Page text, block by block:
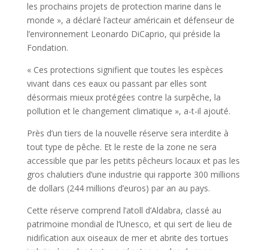
les prochains projets de protection marine dans le
monde », a déclaré l’acteur américain et défenseur de
l’environnement Leonardo DiCaprio, qui préside la
Fondation.
« Ces protections signifient que toutes les espèces
vivant dans ces eaux ou passant par elles sont
désormais mieux protégées contre la surpêche, la
pollution et le changement climatique », a-t-il ajouté.
Près d’un tiers de la nouvelle réserve sera interdite à
tout type de pêche. Et le reste de la zone ne sera
accessible que par les petits pêcheurs locaux et pas les
gros chalutiers d’une industrie qui rapporte 300 millions
de dollars (244 millions d’euros) par an au pays.
Cette réserve comprend l’atoll d’Aldabra, classé au
patrimoine mondial de l’Unesco, et qui sert de lieu de
nidification aux oiseaux de mer et abrite des tortues